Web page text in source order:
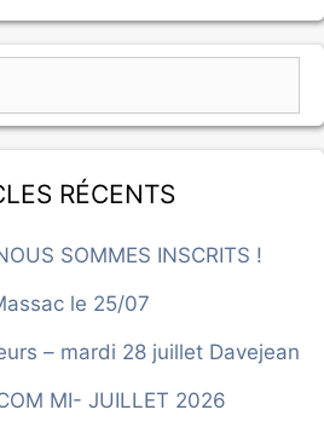
récents
SOMMES INSCRITS !
le 25/07
– mardi 28 juillet Davejean
MI- JUILLET 2026